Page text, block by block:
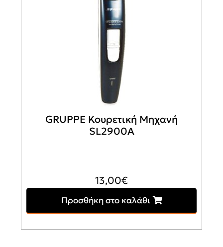
GRUPPE Κουρετική Μηχανή
SL2900A
13,00€
Προσθήκη στο καλάθι